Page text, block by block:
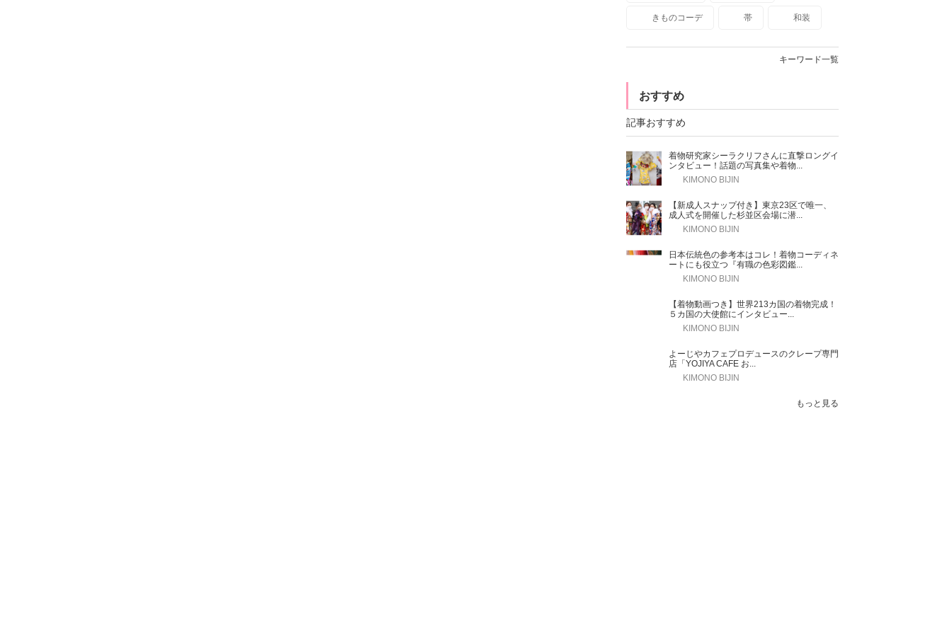
きものコーデ 帯 和装
キーワード一覧
おすすめ
記事おすすめ
着物研究家シーラクリフさんに直撃ロングイ
ンタビュー！話題の写真集や着物...
KIMONO BIJIN
【新成人スナップ付き】東京23区で唯一、
成人式を開催した杉並区会場に潜...
KIMONO BIJIN
日本伝統色の参考本はコレ！着物コーディネ
ートにも役立つ『有職の色彩図鑑...
KIMONO BIJIN
【着物動画つき】世界213カ国の着物完成！
５カ国の大使館にインタビュー...
KIMONO BIJIN
よーじやカフェプロデュースのクレープ専門
店「YOJIYA CAFE お...
KIMONO BIJIN
もっと見る